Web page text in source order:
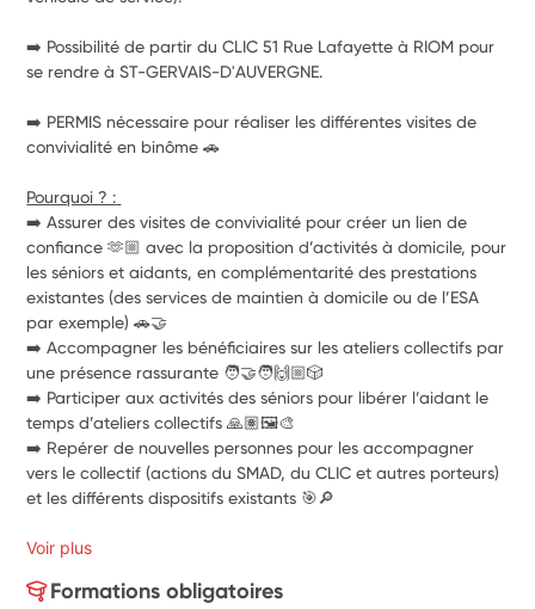
➡️ Possibilité de partir du CLIC 51 Rue Lafayette à RIOM pour
se rendre à ST-GERVAIS-D'AUVERGNE.
➡️ PERMIS nécessaire pour réaliser les différentes visites de
convivialité en binôme 🚗
➡️ Assurer des visites de convivialité pour créer un lien de
confiance 🫶🏼 avec la proposition d’activités à domicile, pour
les séniors et aidants, en complémentarité des prestations
existantes (des services de maintien à domicile ou de l’ESA
par exemple) 🚗🤝
➡️ Accompagner les bénéficiaires sur les ateliers collectifs par
une présence rassurante 🧑‍🤝‍🧑🙌🏼🎲
➡️ Participer aux activités des séniors pour libérer l’aidant le
temps d’ateliers collectifs 🙏🏽🖼️🎨
➡️ Repérer de nouvelles personnes pour les accompagner
vers le collectif (actions du SMAD, du CLIC et autres porteurs)
et les différents dispositifs existants 🎯🔎
Voir plus
Formations obligatoires